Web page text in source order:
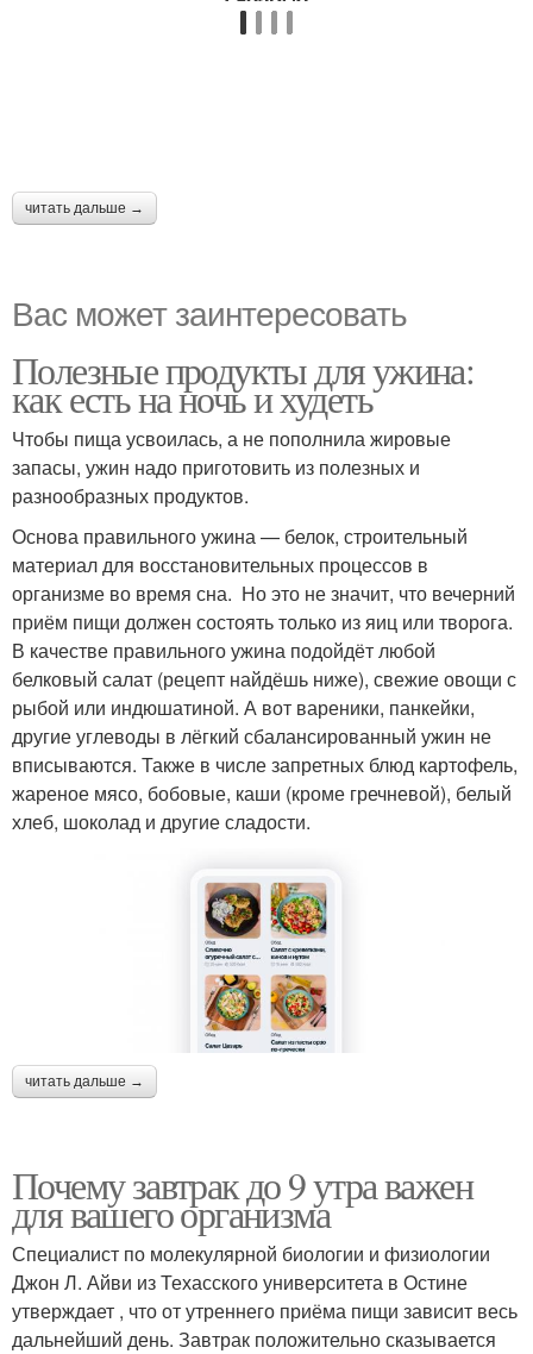
читать дальше →
Вас может заинтересовать
Полезные продукты для ужина:
как есть на ночь и худеть
Чтобы пища усвоилась, а не пополнила жировые
запасы, ужин надо приготовить из полезных и
разнообразных продуктов.
Основа правильного ужина — белок, строительный
материал для восстановительных процессов в
организме во время сна. Но это не значит, что вечерний
приём пищи должен состоять только из яиц или творога.
В качестве правильного ужина подойдёт любой
белковый салат (рецепт найдёшь ниже), свежие овощи с
рыбой или индюшатиной. А вот вареники, панкейки,
другие углеводы в лёгкий сбалансированный ужин не
вписываются. Также в числе запретных блюд картофель,
жареное мясо, бобовые, каши (кроме гречневой), белый
хлеб, шоколад и другие сладости.
читать дальше →
Почему завтрак до 9 утра важен
для вашего организма
Специалист по молекулярной биологии и физиологии
Джон Л. Айви из Техасского университета в Остине
утверждает , что от утреннего приёма пищи зависит весь
дальнейший день. Завтрак положительно сказывается